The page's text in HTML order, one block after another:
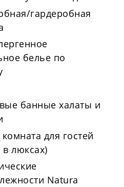
гардеробная
белье по
банные халаты и
для гостей
в люксах)
Natura